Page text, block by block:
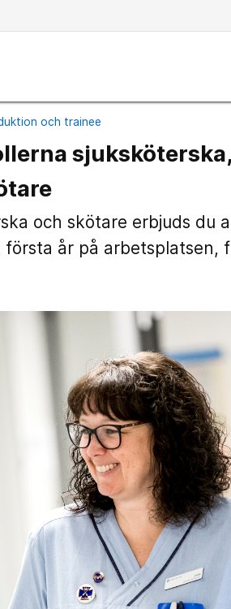
och trainee
sjuksköterska,
och skötare erbjuds du
år på arbetsplatsen,